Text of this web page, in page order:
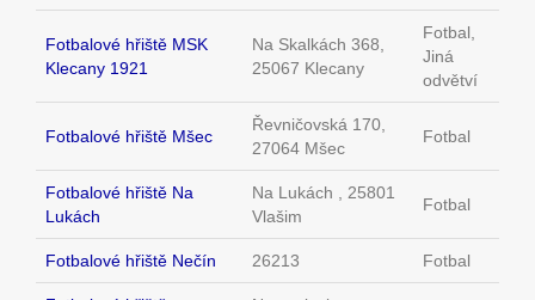
Fotbalové hřiště MSK
Klecany 1921
Na Skalkách 368,
25067 Klecany
Fotbal,
Jiná
odvětví
Fotbalové hřiště Mšec
Řevničovská 170,
27064 Mšec
Fotbal
Fotbalové hřiště Na
Lukách
Na Lukách , 25801
Vlašim
Fotbal
Fotbalové hřiště Nečín 26213 Fotbal